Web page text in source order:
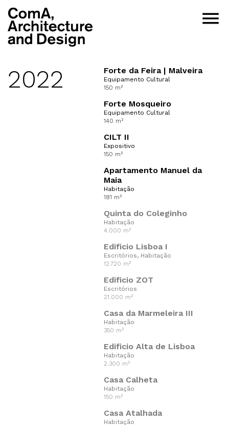
menu
Apartamento Manuel da
Maia
Habitação
181 m²
CILT II
Expositivo
150 m²
Forte Mosqueiro
Equipamento Cultural
140 m²
Forte da Feira | Malveira
Equipamento Cultural
150 m²
2022
Quinta do Coleginho
Habitação
4.000 m²
Edificio Lisboa I
Escritórios, Habitação
12.720 m²
Edificio ZOT
Escritórios
21.000 m²
Casa da Marmeleira III
Habitação
350 m²
Edificio Alta de Lisboa
Habitação
2.300 m²
Casa Calheta
Habitação
150 m²
Casa Atalhada
Habitação